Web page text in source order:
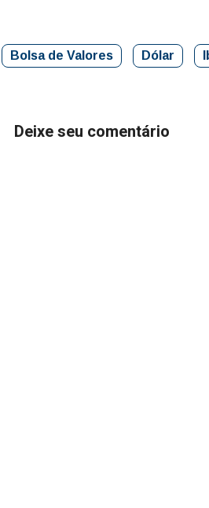
Bolsa de Valores Dólar
Deixe seu comentário